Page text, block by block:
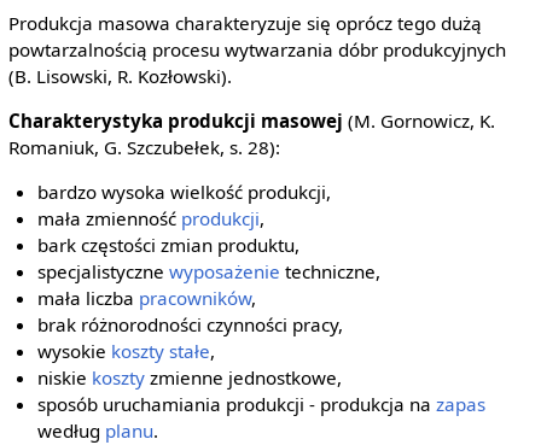
Produkcja masowa charakteryzuje się oprócz tego dużą
powtarzalnością procesu wytwarzania dóbr produkcyjnych
(B. Lisowski, R. Kozłowski).
Charakterystyka produkcji masowej (M. Gornowicz, K.
Romaniuk, G. Szczubełek, s. 28):
bardzo wysoka wielkość produkcji,
mała zmienność produkcji,
bark częstości zmian produktu,
specjalistycznewyposażenie techniczne,
mała liczba pracowników,
brak różnorodności czynności pracy,
wysokie koszty stałe,
niskie koszty zmienne jednostkowe,
sposób uruchamiania produkcji - produkcja nazapas
według planu.